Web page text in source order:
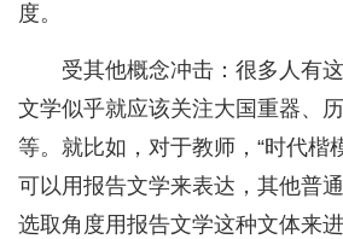
度。
受其他概念冲击：很多人有
文学似乎就应该关注大国重器、
等。就比如，对于教师，“时代楷
可以用报告文学来表达，其他普
选取角度用报告文学这种文体来